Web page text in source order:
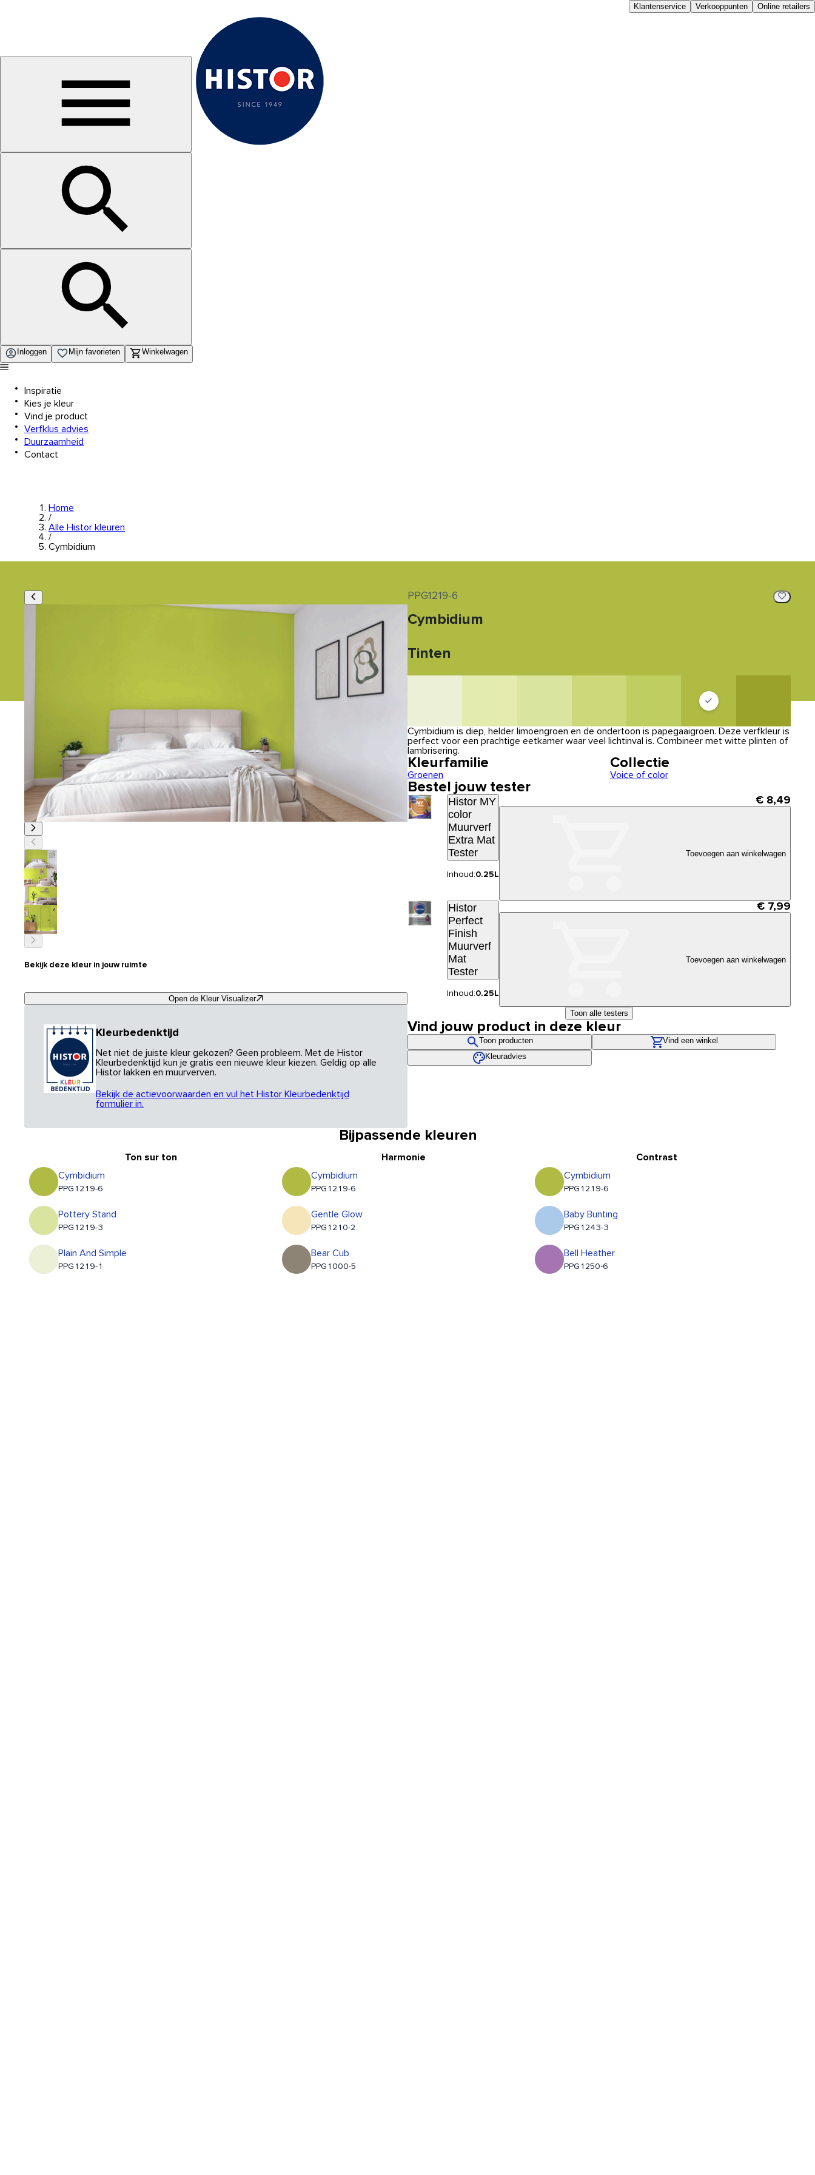
Klantenservice Verkooppunten Online retailers
Inloggen Mijn favorieten Winkelwagen
Inspiratie
Kies je kleur
Vind je product
Verfklus advies
Duurzaamheid
Contact
Home
/
Alle Histor kleuren
/
Cymbidium
Bekijk deze kleur in jouw ruimte
Open de Kleur Visualizer
Kleurbedenktijd
Net niet de juiste kleur gekozen? Geen probleem. Met de Histor
Kleurbedenktijd kun je gratis een nieuwe kleur kiezen. Geldig op alle
Histor lakken en muurverven.
Bekijk de actievoorwaarden en vul het Histor Kleurbedenktijd
formulier in.
PPG1219-6
Cymbidium
Tinten
Cymbidium is diep, helder limoengroen en de ondertoon is papegaaigroen. Deze verfkleur is
perfect voor een prachtige eetkamer waar veel lichtinval is. Combineer met witte plinten of
lambrisering.
Kleurfamilie
Groenen
Collectie
Voice of color
Bestel jouw tester
Histor MY
color
Muurverf
Extra Mat
Tester
Inhoud:0.25L
€ 8,49
Toevoegen aan winkelwagen
Histor
Perfect
Finish
Muurverf
Mat
Tester
Inhoud:0.25L
€ 7,99
Toevoegen aan winkelwagen
Toon alle testers
Vind jouw product in deze kleur
Toon producten
Vind een winkel
Kleuradvies
Bijpassende kleuren
Ton sur ton
Cymbidium
PPG1219-6
Pottery Stand
PPG1219-3
Plain And Simple
PPG1219-1
Harmonie
Cymbidium
PPG1219-6
Gentle Glow
PPG1210-2
Bear Cub
PPG1000-5
Contrast
Cymbidium
PPG1219-6
Baby Bunting
PPG1243-3
Bell Heather
PPG1250-6